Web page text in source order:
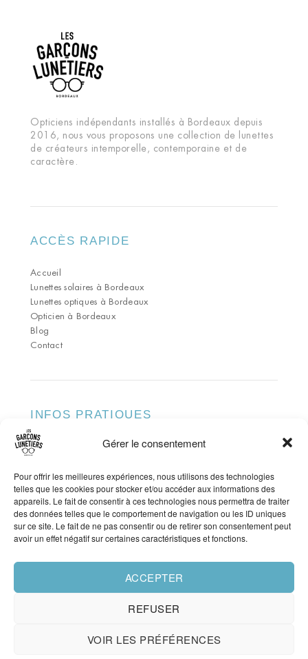
Gérer le consentement
Pour offrir les meilleures expériences, nous utilisons des technologies
telles que les cookies pour stocker et/ou accéder aux informations des
appareils. Le fait de consentir à ces technologies nous permettra de traiter
des données telles que le comportement de navigation ou les ID uniques
sur ce site. Le fait de ne pas consentir ou de retirer son consentement peut
avoir un effet négatif sur certaines caractéristiques et fonctions.
ACCEPTER
REFUSER
VOIR LES PRÉFÉRENCES
Opticiens indépendants installés à Bordeaux depuis
2016, nous vous proposons une collection de lunettes
de créateurs intemporelle, contemporaine et de
caractère.
ACCÈS RAPIDE
Accueil
Lunettes solaires à Bordeaux
Lunettes optiques à Bordeaux
Opticien à Bordeaux
Blog
Contact
INFOS PRATIQUES
ADRESSE
TÉLÉPHONE
05 56 81 69 14
HORAIRES
Lundi : 14h30 – 19h30 Mardi – Samedi : 10h30 –
19h30Sans interruption
Mentions légales
Politique de confidentialité